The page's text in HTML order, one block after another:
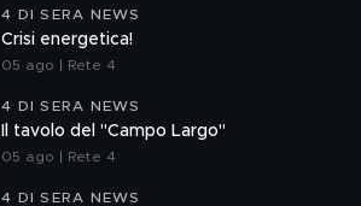
4 DI SERA NEWS
Crisi energetica!
05 ago | Rete 4
4 DI SERA NEWS
Il tavolo del "Campo Largo"
05 ago | Rete 4
4 DI SERA NEWS